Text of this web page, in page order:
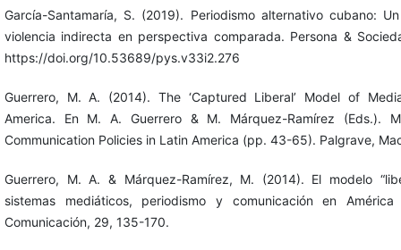
García-Santamaría, S. (2019). Periodismo alternativo cubano:
violencia indirecta en perspectiva comparada. Persona &
https://doi.org/10.53689/pys.v33i2.276
Guerrero, M. A. (2014). The ‘Captured Liberal’ Model of
America. En M. A. Guerrero & M. Márquez-Ramírez (Eds.).
Communication Policies in Latin America (pp. 43-65). Palgrave,
Guerrero, M. A. & Márquez-Ramírez, M. (2014). El modelo
sistemas mediáticos, periodismo y comunicación en
Comunicación, 29, 135-170.